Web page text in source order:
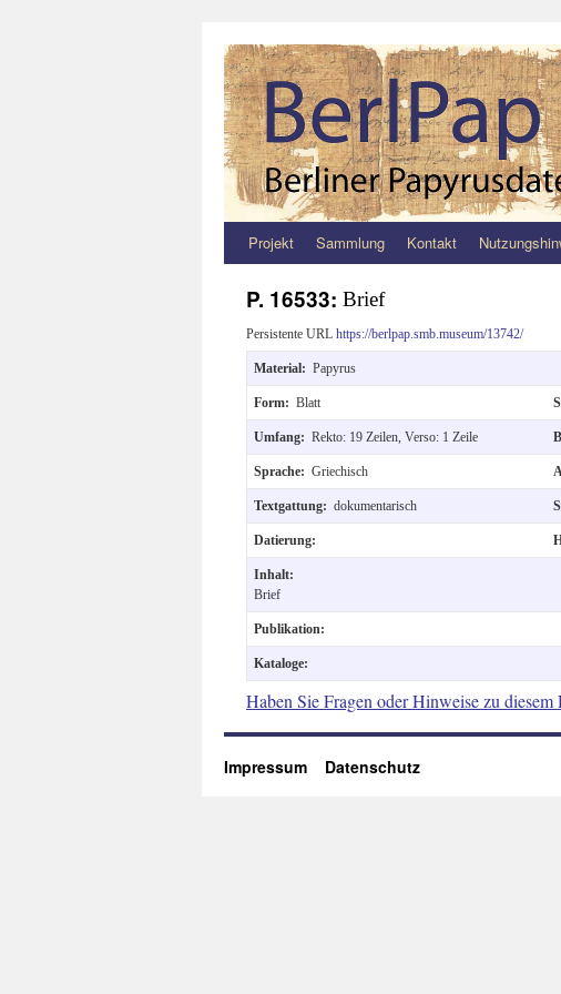
Zum
springen
Projekt Sammlung Kontakt
P. 16533: Brief
Persistente URL https://berlpap.smb.museum/13742/
Material: Papyrus
Form: Blatt
Umfang: Rekto: 19 Zeilen, Verso: 1 Zeile
Sprache: Griechisch
Textgattung: dokumentarisch
Datierung:
Inhalt:
Brief
Publikation:
Kataloge:
Haben Sie Fragen oder Hinweise zu diesem
Impressum Datenschutz